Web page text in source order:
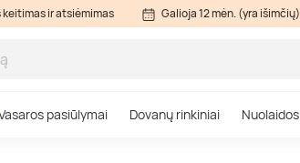
keitimas ir atsiėmimas Galioja 12 mėn. (yra išimčių)
pasiūlymai Dovanų rinkiniai Nuolaidos